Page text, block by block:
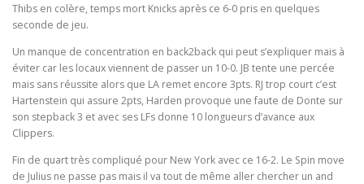
Thibs en colère, temps mort Knicks après ce 6-0 pris en quelques
seconde de jeu.
Un manque de concentration en back2back qui peut s’expliquer mais à
éviter car les locaux viennent de passer un 10-0. JB tente une percée
mais sans réussite alors que LA remet encore 3pts. RJ trop court c’est
Hartenstein qui assure 2pts, Harden provoque une faute de Donte sur
son stepback 3 et avec ses LFs donne 10 longueurs d’avance aux
Clippers.
Fin de quart très compliqué pour New York avec ce 16-2. Le Spin move
de Julius ne passe pas mais il va tout de même aller chercher un and